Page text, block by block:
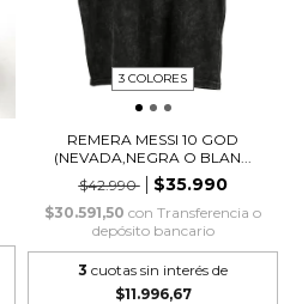
3 COLORES
REMERA MESSI 10 GOD
(NEVADA,NEGRA O BLAN...
$42.990
$35.990
$30.591,50 con Transferencia o
depósito bancario
3 cuotas sin interés de
$11.996,67